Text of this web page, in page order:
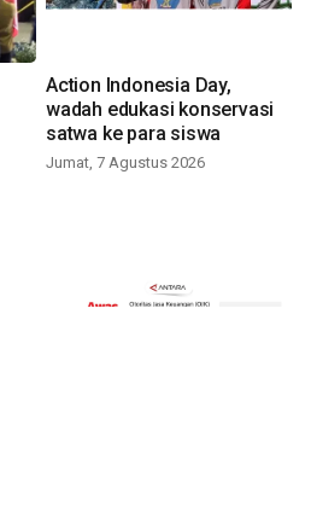
Action Indonesia Day,
wadah edukasi konservasi
satwa ke para siswa
Jumat, 7 Agustus 2026